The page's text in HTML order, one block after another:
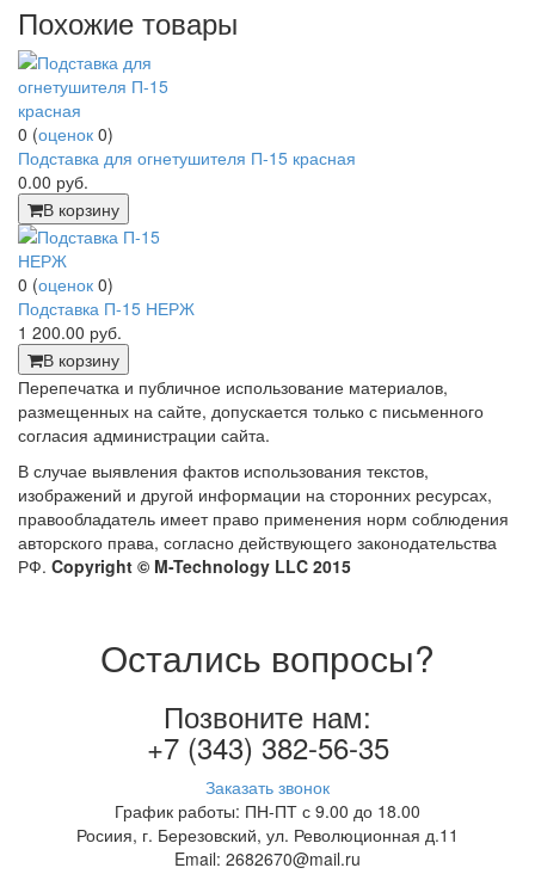
Похожие товары
0 (оценок 0)
Подставка для огнетушителя П-15 красная
0.00 руб.
В корзину
0 (оценок 0)
Подставка П-15 НЕРЖ
1 200.00 руб.
В корзину
Перепечатка и публичное использование материалов,
размещенных на сайте, допускается только с письменного
согласия администрации сайта.
В случае выявления фактов использования текстов,
изображений и другой информации на сторонних ресурсах,
правообладатель имеет право применения норм соблюдения
авторского права, согласно действующего законодательства
РФ. Copyright © M-Technology LLC 2015
Остались вопросы?
Позвоните нам:
+7 (343) 382-56-35
Заказать звонок
График работы: ПН-ПТ с 9.00 до 18.00
Росиия, г. Березовский, ул. Революционная д.11
Email: 2682670@mail.ru